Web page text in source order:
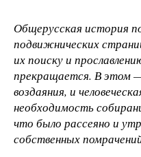
Общерусская история
подвижнических
их поиску и
прекращается. В этом
воздаяния, и
необходимость
что было рассеяно и
собственных